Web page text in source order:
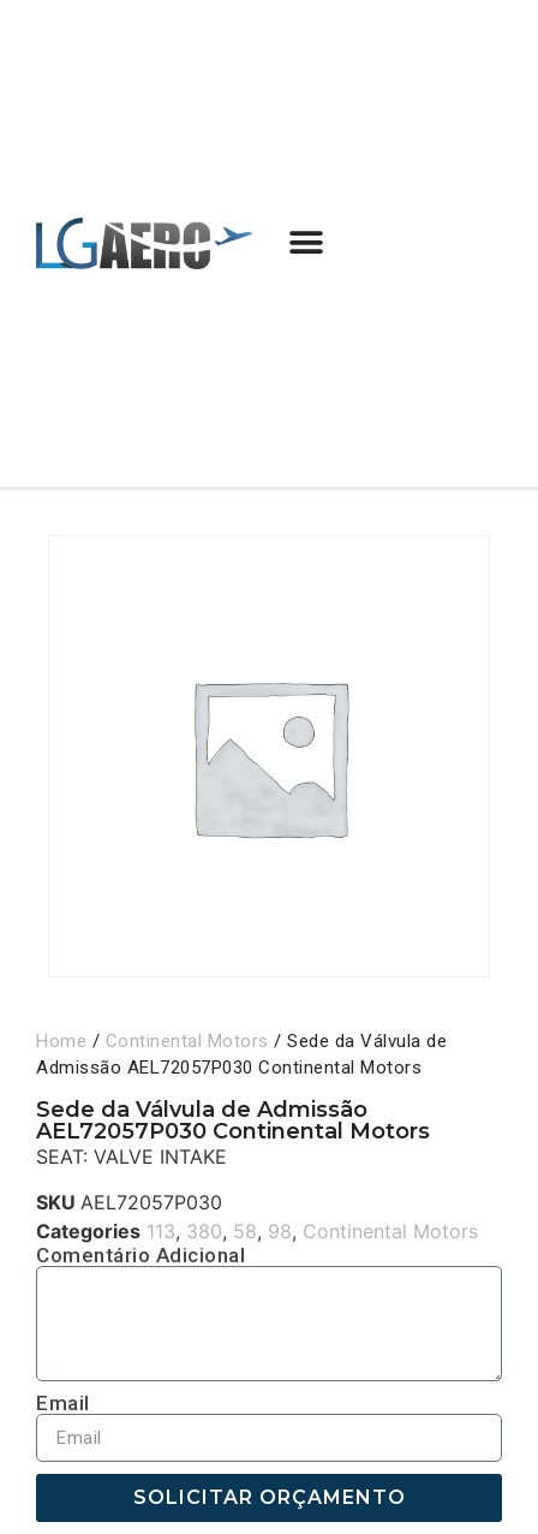
Home / Continental Motors / Sede da Válvula de
Admissão AEL72057P030 Continental Motors
Sede da Válvula de Admissão
AEL72057P030 Continental Motors
SEAT: VALVE INTAKE
SKU AEL72057P030
Categories 113, 380, 58, 98, Continental Motors
Comentário Adicional
Email
SOLICITAR ORÇAMENTO